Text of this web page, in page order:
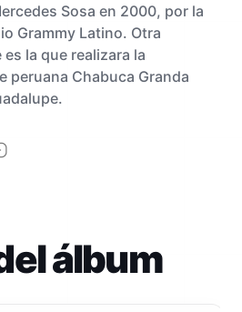
Sosa en 2000, por la
Grammy Latino. Otra
la que realizara la
peruana Chabuca Granda
álbum